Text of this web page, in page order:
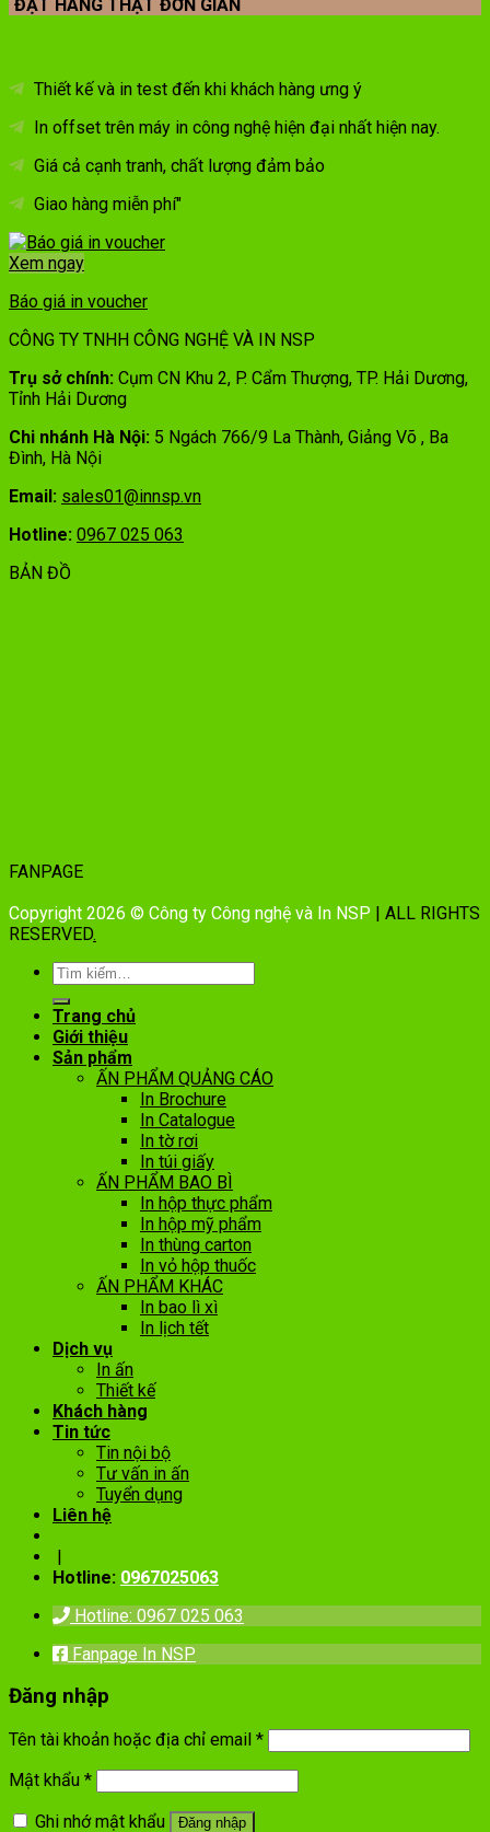
ĐẶT HÀNG THẬT ĐƠN GIẢN
Thiết kế và in test đến khi khách hàng ưng ý
In offset trên máy in công nghệ hiện đại nhất hiện nay.
Giá cả cạnh tranh, chất lượng đảm bảo
Giao hàng miễn phí"
Xem ngay
Báo giá in voucher
CÔNG TY TNHH CÔNG NGHỆ VÀ IN NSP
Trụ sở chính: Cụm CN Khu 2, P. Cẩm Thượng, TP. Hải Dương,
Tỉnh Hải Dương
Chi nhánh Hà Nội: 5 Ngách 766/9 La Thành, Giảng Võ , Ba
Đình, Hà Nội
Email: sales01@innsp.vn
Hotline: 0967 025 063
BẢN ĐỒ
FANPAGE
Copyright 2026 © Công ty Công nghệ và In NSP | ALL RIGHTS
RESERVED.
Trang chủ
Giới thiệu
Sản phẩm
ẤN PHẨM QUẢNG CÁO
In Brochure
In Catalogue
In tờ rơi
In túi giấy
ẤN PHẨM BAO BÌ
In hộp thực phẩm
In hộp mỹ phẩm
In thùng carton
In vỏ hộp thuốc
ẤN PHẨM KHÁC
In bao lì xì
In lịch tết
Dịch vụ
In ấn
Thiết kế
Khách hàng
Tin tức
Tin nội bộ
Tư vấn in ấn
Tuyển dụng
Liên hệ
|
Hotline: 0967025063
Hotline: 0967 025 063
Fanpage In NSP
Đăng nhập
Tên tài khoản hoặc địa chỉ email *
Mật khẩu *
Ghi nhớ mật khẩu
Đăng nhập